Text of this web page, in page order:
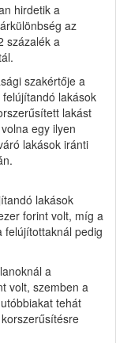
hirdetik a
az
százalék a
szakértője a
lakások
lakást
egy ilyen
lakások iránti
lakások
forint volt, míg a
felújítottaknál pedig
a
volt, szemben a
tehát